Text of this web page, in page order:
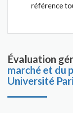
référence
Évaluation
marché et du
Université